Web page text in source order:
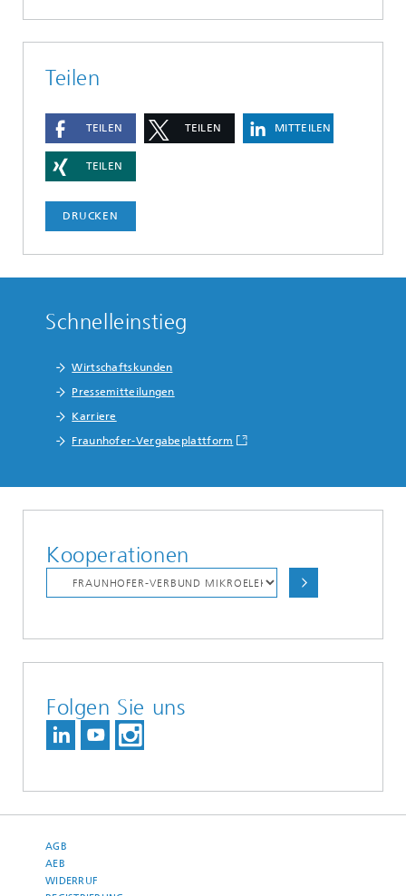
Teilen
TEILEN TEILEN MITTEILEN
TEILEN
DRUCKEN
Schnelleinstieg
Wirtschaftskunden
Pressemitteilungen
Karriere
Fraunhofer-Vergabeplattform
Kooperationen
Folgen Sie uns
AGB
AEB
WIDERRUF